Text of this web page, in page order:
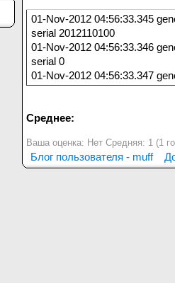
01-Nov-2012 04:56:33.345
serial 2012110100
01-Nov-2012 04:56:33.346
serial 0
01-Nov-2012 04:56:33.347
Среднее:
Ваша оценка: Нет Средняя: 1 (1
Блог пользователя - muff